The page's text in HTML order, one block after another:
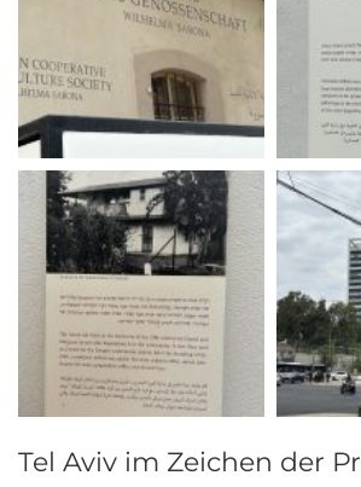
Tel Aviv im Zeichen der